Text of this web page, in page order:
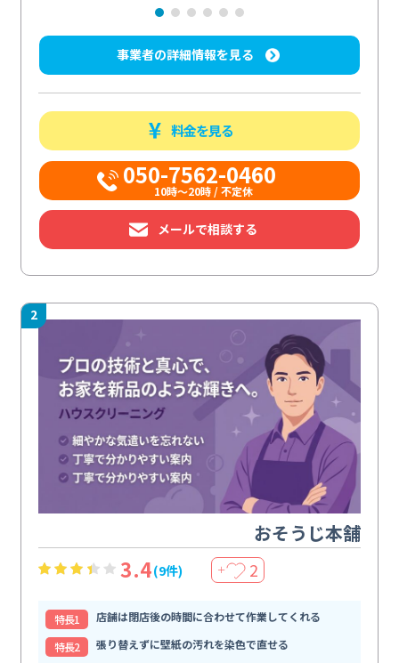
事業者の詳細情報を見る
料金を見る
050-7562-0460
10時～20時 / 不定休
メールで相談する
2
おそうじ本舗
3.4(9件) ＋ 2
特⻑1
店舗は閉店後の時間に合わせて作業してくれる
特⻑2
張り替えずに壁紙の汚れを染色で直せる